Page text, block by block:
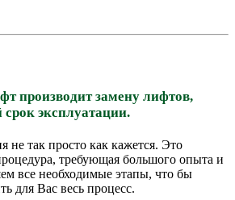
производит замену лифтов,
эксплуатации.
не так просто как кажется. Это
требующая большого опыта и
все необходимые этапы, что бы
для Вас весь процесс.